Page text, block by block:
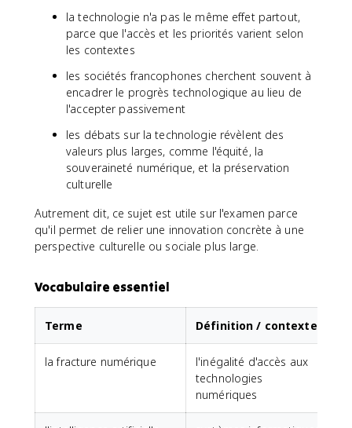
la technologie n'a pas le même effet partout,
parce que l'accès et les priorités varient selon
les contextes
les sociétés francophones cherchent souvent à
encadrer le progrès technologique au lieu de
l'accepter passivement
les débats sur la technologie révèlent des
valeurs plus larges, comme l'équité, la
souveraineté numérique, et la préservation
culturelle
Autrement dit, ce sujet est utile sur l'examen parce
qu'il permet de relier une innovation concrète à une
perspective culturelle ou sociale plus large.
Vocabulaire essentiel
Terme Définition / contexte
la fracture numérique
l'inégalité d'accès aux
technologies
numériques